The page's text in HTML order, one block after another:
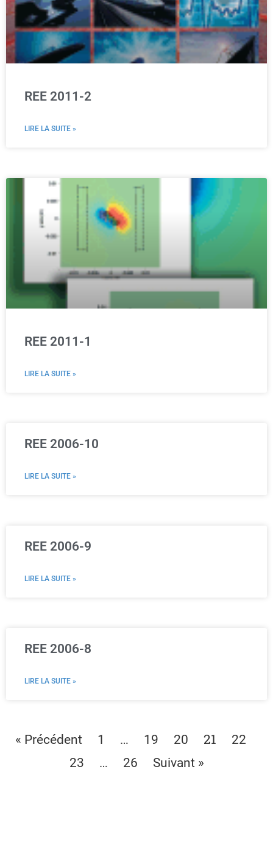
REE 2011-2
LIRE LA SUITE »
REE 2011-1
LIRE LA SUITE »
REE 2006-10
LIRE LA SUITE »
REE 2006-9
LIRE LA SUITE »
REE 2006-8
LIRE LA SUITE »
« Précédent 1 … 19 20 21
22
23
… 26 Suivant »